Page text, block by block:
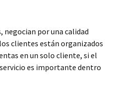
negocian por una calidad
clientes están organizados
en un solo cliente, si el
es importante dentro